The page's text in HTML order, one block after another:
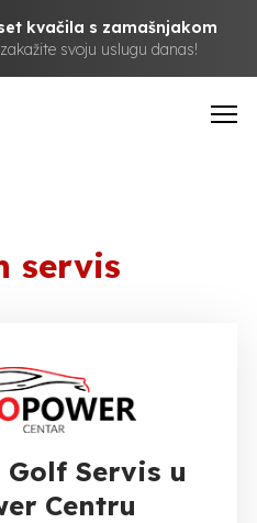
kvačila s zamašnjakom
svoju uslugu danas!
servis
Servis u
Centru